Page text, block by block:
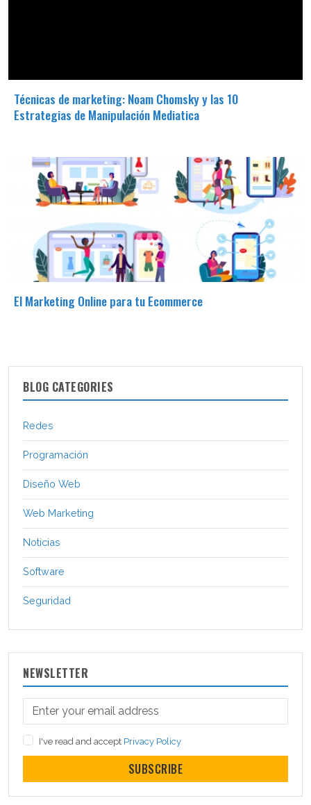
Técnicas de marketing: Noam Chomsky y las 10
Estrategias de Manipulación Mediatica
El Marketing Online para tu Ecommerce
BLOG CATEGORIES
Redes
Programación
Diseño Web
Web Marketing
Noticias
Software
Seguridad
NEWSLETTER
I've read and accept Privacy Policy
SUBSCRIBE